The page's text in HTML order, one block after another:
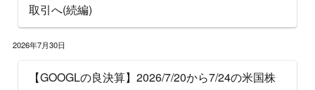
取引へ(続編)
2026年7月30日
【GOOGLの良決算】2026/7/20から7/24の米国株